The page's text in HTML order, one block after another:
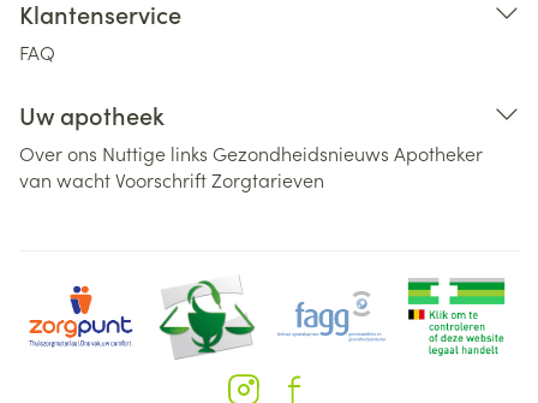
Klantenservice
FAQ
Uw apotheek
Over ons Nuttige links Gezondheidsnieuws Apotheker
van wachtVoorschriftZorgtarieven